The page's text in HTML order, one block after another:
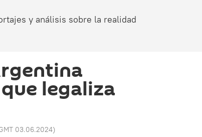
y análisis sobre la realidad
legaliza
03.06.2024)